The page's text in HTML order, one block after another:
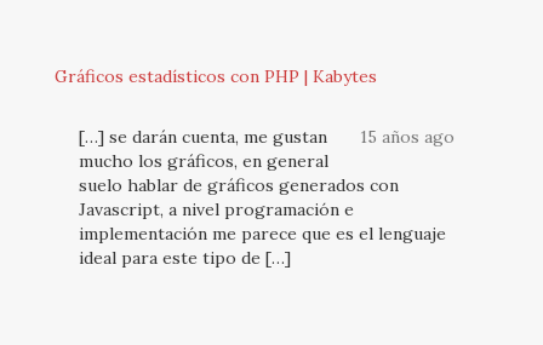
Gráficos estadísticos con PHP | Kabytes
15 años ago
[…] se darán cuenta, me gustan
mucho los gráficos, en general
suelo hablar de gráficos generados con
Javascript, a nivel programación e
implementación me parece que es el lenguaje
ideal para este tipo de […]